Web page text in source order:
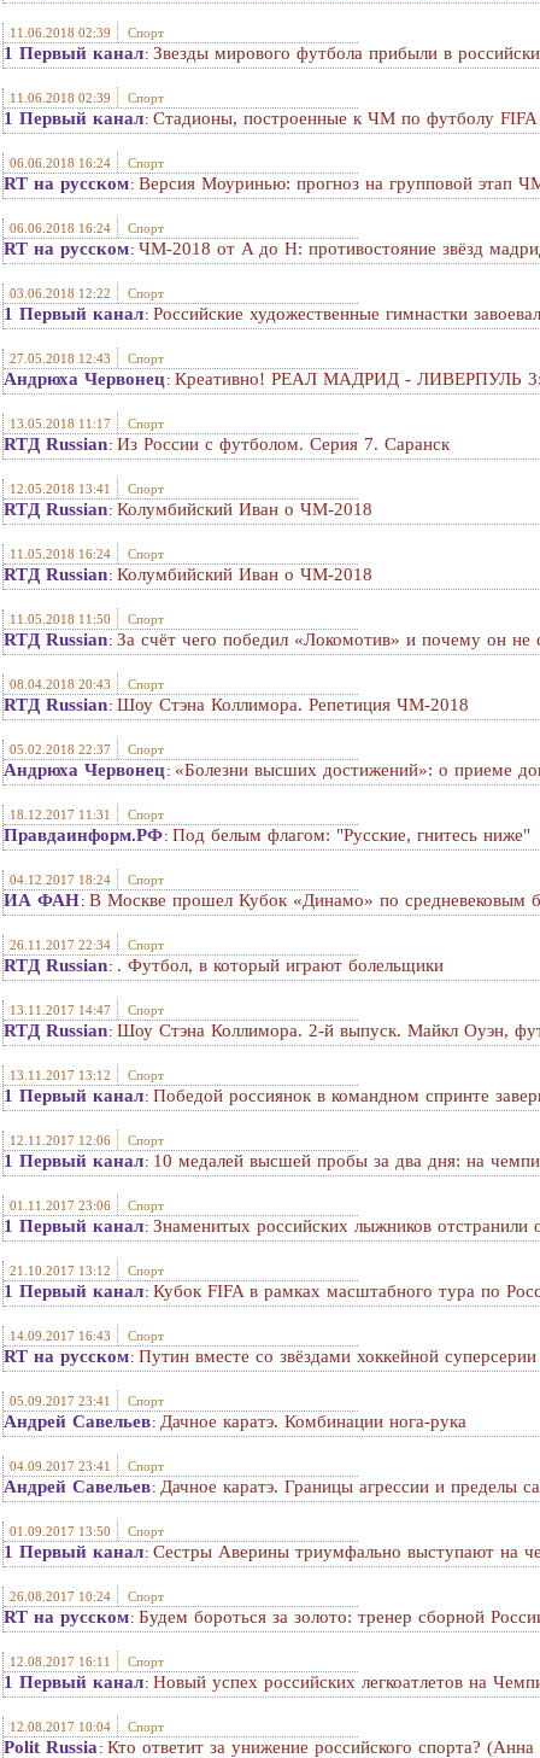
11.06.2018 02:39 Спорт
1 Первый канал: Звезды мирового футбола прибыли в
11.06.2018 02:39 Спорт
1 Первый канал: Стадионы, построенные к ЧМ по футболу FIFA
06.06.2018 16:24 Спорт
RT на русском: Версия Моуринью: прогноз на групповой этап
06.06.2018 16:24 Спорт
RT на русском: ЧМ-2018 от A до H: противостояние звёзд
03.06.2018 12:22 Спорт
1 Первый канал: Российские художественные гимнастки
27.05.2018 12:43 Спорт
Андрюха Червонец: Креативно! РЕАЛ МАДРИД - ЛИВЕРПУЛЬ
13.05.2018 11:17 Спорт
RTД Russian: Из России с футболом. Серия 7. Саранск
12.05.2018 13:41 Спорт
RTД Russian: Колумбийский Иван о ЧМ-2018
11.05.2018 16:24 Спорт
RTД Russian: Колумбийский Иван о ЧМ-2018
11.05.2018 11:50 Спорт
RTД Russian: За счёт чего победил «Локомотив» и почему он
08.04.2018 20:43 Спорт
RTД Russian: Шоу Стэна Коллимора. Репетиция ЧМ-2018
05.02.2018 22:37 Спорт
Андрюха Червонец: «Болезни высших достижений»: о приеме
18.12.2017 11:31 Спорт
Правдаинформ.РФ: Под белым флагом: "Русские, гнитесь ниже"
04.12.2017 18:24 Спорт
ИА ФАН: В Москве прошел Кубок «Динамо» по средневековым
26.11.2017 22:34 Спорт
RTД Russian: . Футбол, в который играют болельщики
13.11.2017 14:47 Спорт
RTД Russian: Шоу Стэна Коллимора. 2-й выпуск. Майкл Оуэн,
13.11.2017 13:12 Спорт
1 Первый канал: Победой россиянок в командном спринте
12.11.2017 12:06 Спорт
1 Первый канал: 10 медалей высшей пробы за два дня: на
01.11.2017 23:06 Спорт
1 Первый канал: Знаменитых российских лыжников
21.10.2017 13:12 Спорт
1 Первый канал: Кубок FIFA в рамках масштабного тура по
14.09.2017 16:43 Спорт
RT на русском: Путин вместе со звёздами хоккейной
05.09.2017 23:41 Спорт
Андрей Савельев: Дачное каратэ. Комбинации нога-рука
04.09.2017 23:41 Спорт
Андрей Савельев: Дачное каратэ. Границы агрессии и пределы
01.09.2017 13:50 Спорт
1 Первый канал: Сестры Аверины триумфально выступают на
26.08.2017 10:24 Спорт
RT на русском: Будем бороться за золото: тренер сборной
12.08.2017 16:11 Спорт
1 Первый канал: Новый успех российских легкоатлетов на
12.08.2017 10:04 Спорт
Polit Russia : Кто ответит за унижение российского спорта?